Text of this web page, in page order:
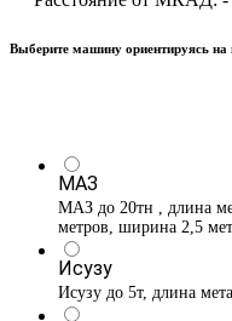
Выберите машину ориентируясь на
МАЗ
МАЗ до 20тн , длина
метров, ширина 2,5
Исузу
Исузу до 5т, длина